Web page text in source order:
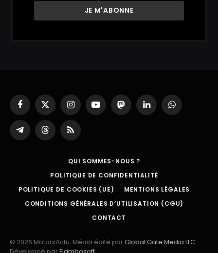
Facebook
X
(Twitter)
InstagramYouTubeMastodonLinkedInWhatsApp
Partager
sur
ThreadsRSS
QUI SOMMES-NOUS ?
POLITIQUE DE CONFIDENTIALITÉ
POLITIQUE DE COOKIES (UE)
MENTIONS LÉGALES
CONDITIONS GÉNÉRALES D’UTILISATION (CGU)
CONTACT
© 2026 MotorsActu. Média édité parGlobal Gate Media LLC.